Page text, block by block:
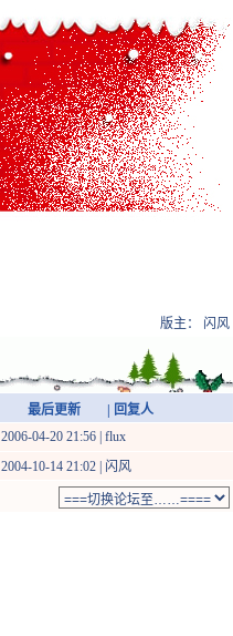
版主： 闪风
最后更新 | 回复人
2006-04-20 21:56 | flux
2004-10-14 21:02 | 闪风